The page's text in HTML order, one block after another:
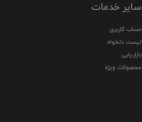
سایر خدمات
حساب کاربری
لیست دلخواه
بازاریابی
محصولات ویژه